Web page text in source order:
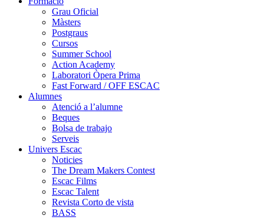
Grau Oficial
Màsters
Postgraus
Cursos
Summer School
Action Academy
Laboratori Òpera Prima
Fast Forward / OFF ESCAC
Alumnes
Atenció a l’alumne
Beques
Bolsa de trabajo
Serveis
Univers Escac
Noticies
The Dream Makers Contest
Escac Films
Escac Talent
Revista Corto de vista
BASS